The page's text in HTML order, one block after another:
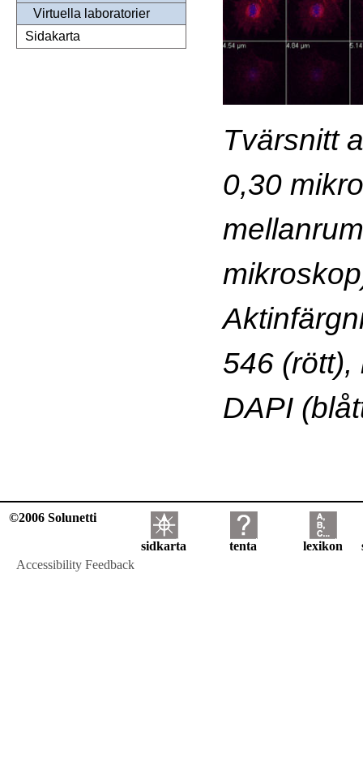
Virtuella laboratorier
Sidakarta
Tvärsnitt
0,30
546 (rött),
DAPI
©2006 Solunetti
sidkarta tenta lexikon
Accessibility Feedback